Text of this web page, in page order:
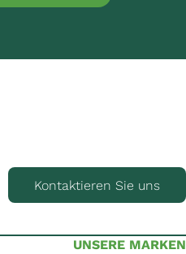
Kontaktieren Sie uns
UNSERE MARKEN